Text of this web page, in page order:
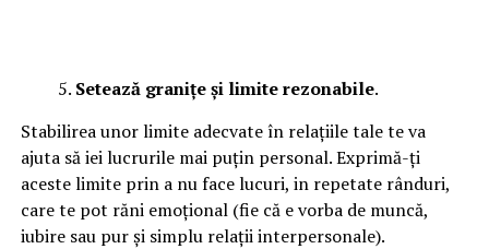
Setează granițe și limite rezonabile.
Stabilirea unor limite adecvate în relațiile tale te va
ajuta să iei lucrurile mai puțin personal. Exprimă-ți
aceste limite prin a nu face lucuri, in repetate rânduri,
care te pot răni emoțional (fie că e vorba de muncă,
iubire sau pur și simplu relații interpersonale).